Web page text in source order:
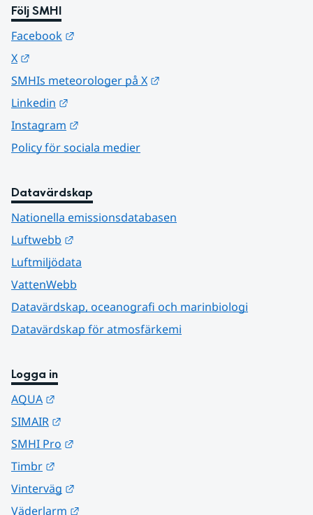
Följ SMHI
Facebook
X
SMHIs meteorologer på X
Linkedin
Instagram
Policy för sociala medier
Datavärdskap
Nationella emissionsdatabasen
Luftwebb
Luftmiljödata
VattenWebb
Datavärdskap, oceanografi och marinbiologi
Datavärdskap för atmosfärkemi
Logga in
AQUA
SIMAIR
SMHI Pro
Timbr
Vinterväg
Väderlarm